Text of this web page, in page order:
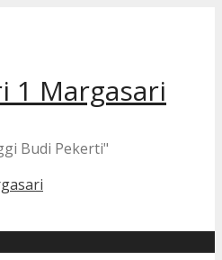
1 Margasari
Budi Pekerti"